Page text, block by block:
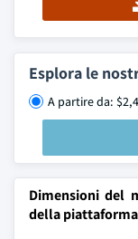
Esplora le
A partire da:
Dimensioni del
della